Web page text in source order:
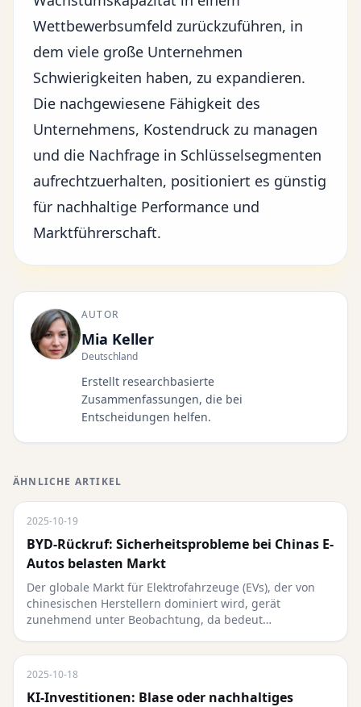
Wettbewerbsumfeld zurückzuführen, in
dem viele große Unternehmen
Schwierigkeiten haben, zu expandieren.
Die nachgewiesene Fähigkeit des
Unternehmens, Kostendruck zu managen
und die Nachfrage in Schlüsselsegmenten
aufrechtzuerhalten, positioniert es günstig
für nachhaltige Performance und
Marktführerschaft.
AUTOR
Mia Keller
Deutschland
Erstellt researchbasierte
Zusammenfassungen, die bei
Entscheidungen helfen.
ÄHNLICHE ARTIKEL
2025-10-19
BYD-Rückruf: Sicherheitsprobleme bei Chinas E-
Autos belasten Markt
Der globale Markt für Elektrofahrzeuge (EVs), der von
chinesischen Herstellern dominiert wird, gerät
zunehmend unter Beobachtung, da bedeut…
2025-10-18
KI-Investitionen: Blase oder nachhaltiges